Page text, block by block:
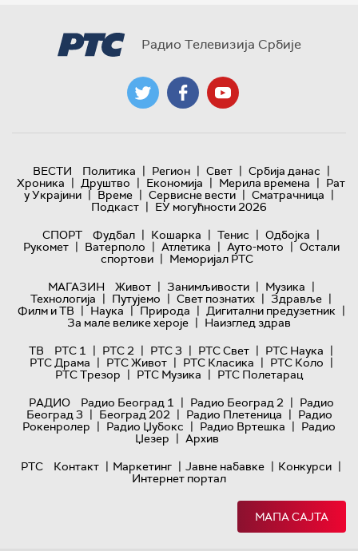
Радио Телевизија Србије
ВЕСТИ Политика | Регион | Свет | Србија данас |
Хроника | Друштво | Економија | Мерила времена | Рат
у Украјини | Време | Сервисне вести | Сматрачница |
Подкаст | ЕУ могућности 2026
СПОРТ
Фудбал | Кошарка | Тенис | Одбојка |
Рукомет | Ватерполо | Атлетика | Ауто-мото | Остали
спортови | Меморијал РТС
МАГАЗИН
Живот | Занимљивости | Музика |
Технологијa | Путујемо | Свет познатих | Здравље |
Филм и ТВ | Наука | Природа | Дигитални предузетник |
За мале велике хероје | Наизглед здрав
ТВ
РТС 1 | РТС 2 | РТС 3 | РТС Свет | РТС Наука |
РТС Драма | РТС Живот | РТС Класика | РТС Коло |
РТС Трезор | РТС Музика | РТС Полетарац
РАДИО
Радио Београд 1 | Радио Београд 2 | Радио
Београд 3 | Београд 202 | Радио Плетеница | Радио
Рокенролер | Радио Џубокс | Радио Вртешка | Радио
Џезер | Архив
РТС
Контакт | Маркетинг | Јавне набавке | Конкурси |
Интернет портал
МАПА САЈТА